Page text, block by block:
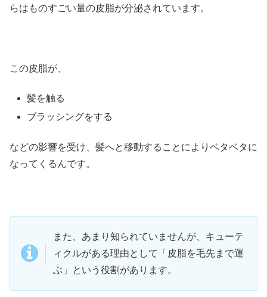
らはものすごい量の皮脂が分泌されています。
この皮脂が、
髪を触る
ブラッシングをする
などの影響を受け、髪へと移動することによりベタベタに
なってくるんです。
また、あまり知られていませんが、キューテ
ィクルがある理由として「皮脂を毛先まで運
ぶ」という役割があります。